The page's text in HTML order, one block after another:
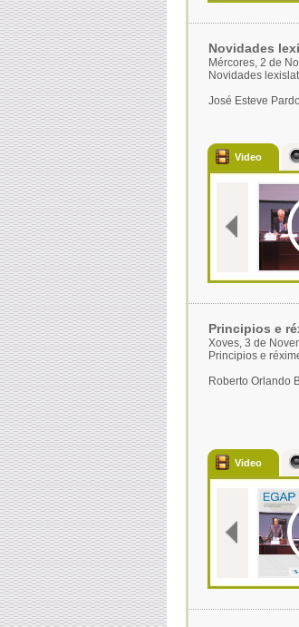
Novidades
Mércores, 2 de
Novidades
José Esteve
Video
Principios e
Xoves, 3 de
Principios e
Roberto Orlando
Video